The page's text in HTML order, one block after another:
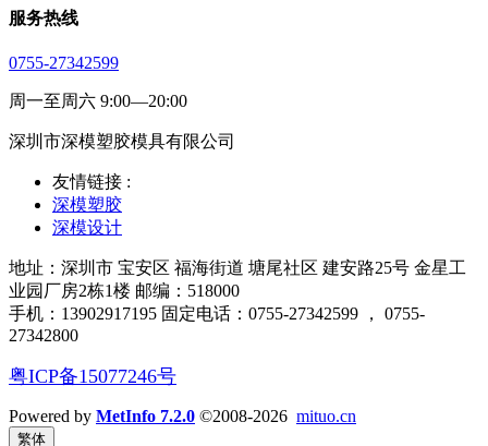
服务热线
0755-27342599
周一至周六 9:00—20:00
深圳市深模塑胶模具有限公司
友情链接 :
深模塑胶
深模设计
地址：深圳市 宝安区 福海街道 塘尾社区 建安路25号 金星工
业园厂房2栋1楼 邮编：518000
手机：13902917195 固定电话：0755-27342599 ， 0755-
27342800
粤ICP备15077246号
Powered by MetInfo 7.2.0 ©2008-2026 mituo.cn
繁体